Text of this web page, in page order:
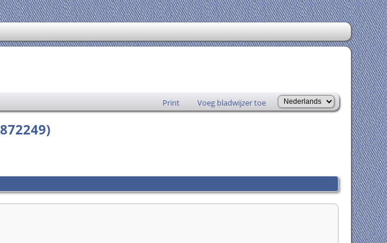
Print Voeg bladwijzer toe